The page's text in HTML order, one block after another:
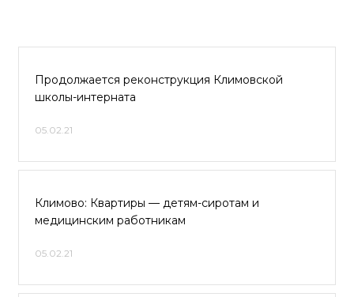
Продолжается реконструкция Климовской
школы-интерната
05.02.21
Климово: Квартиры — детям-сиротам и
медицинским работникам
05.02.21